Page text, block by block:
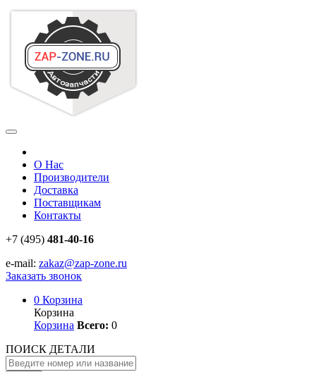
О Нас
Производители
Доставка
Поставщикам
Контакты
+7 (495) 481-40-16
e-mail: zakaz@zap-zone.ru
Заказать звонок
0 Корзина
Корзина
Корзина Всего: 0
ПОИСК ДЕТАЛИ